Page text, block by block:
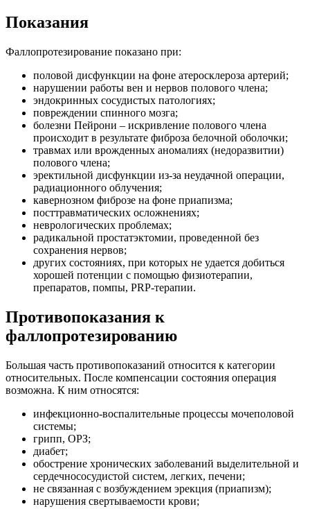
Показания
Фаллопротезирование показано при:
половой дисфункции на фоне атеросклероза артерий;
нарушении работы вен и нервов полового члена;
эндокринных сосудистых патологиях;
повреждении спинного мозга;
болезни Пейрони – искривление полового члена
происходит в результате фиброза белочной оболочки;
травмах или врожденных аномалиях (недоразвитии)
полового члена;
эректильной дисфункции из-за неудачной операции,
радиационного облучения;
кавернозном фиброзе на фоне приапизма;
посттравматических осложнениях;
неврологических проблемах;
радикальной простатэктомии, проведенной без
сохранения нервов;
других состояниях, при которых не удается добиться
хорошей потенции с помощью физиотерапии,
препаратов, помпы, PRP-терапии.
Противопоказания к
фаллопротезированию
Большая часть противопоказаний относится к категории
относительных. После компенсации состояния операция
возможна. К ним относятся:
инфекционно-воспалительные процессы мочеполовой
системы;
грипп, ОРЗ;
диабет;
обострение хронических заболеваний выделительной и
сердечнососудистой систем, легких, печени;
не связанная с возбуждением эрекция (приапизм);
нарушения свертываемости крови;